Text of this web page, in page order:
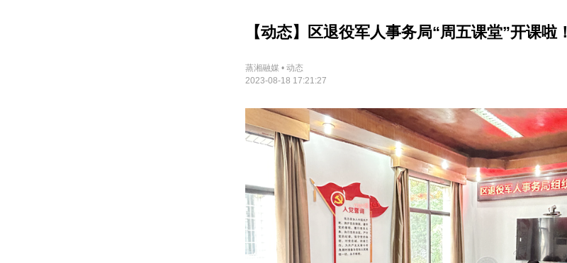
【动态】区退役军人事务局“周五课堂”开课啦！
蒸湘融媒 • 动态
2023-08-18 17:21:27